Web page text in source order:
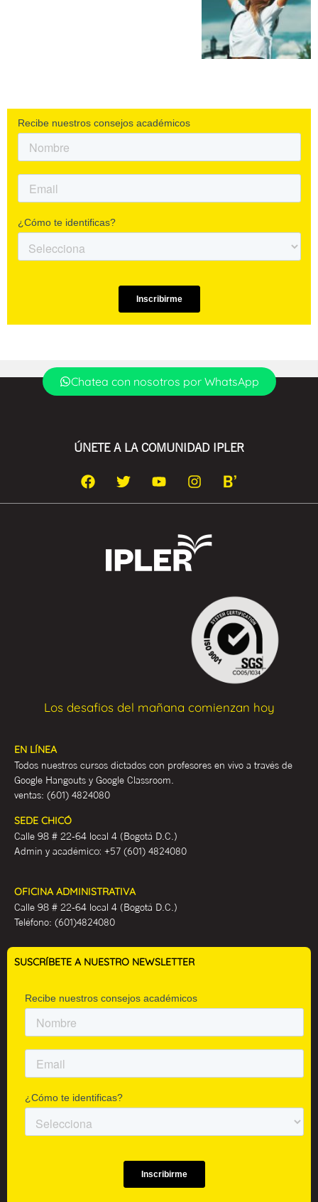
Chatea con nosotros por WhatsApp
ÚNETE A LA COMUNIDAD IPLER
Los desafios del mañana comienzan hoy
EN LÍNEA
Todos nuestros cursos dictados con profesores en vivo a través de
Google Hangouts y Google Classroom.
ventas: (601) 4824080
SEDE CHICÓ
Calle 98 # 22-64 local 4 (Bogotá D.C.)
Admin y académico: +57 (601) 4824080
OFICINA ADMINISTRATIVA
Calle 98 # 22-64 local 4 (Bogotá D.C.)
Teléfono: (601)4824080
SUSCRÍBETE A NUESTRO NEWSLETTER